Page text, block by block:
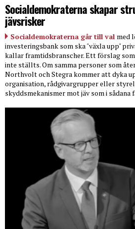
Socialdemokraterna skapar
jävsrisker
Socialdemokraterna går till val med
investeringsbank som ska "växla upp"
kallar framtidsbranscher. Ett förslag
inte ställts. Om samma personer som
Northvolt och Stegra kommer att dyka
organisation, rådgivargrupper eller
skyddsmekanismer mot jäv som i